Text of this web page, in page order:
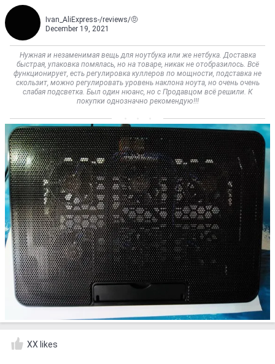
Ivan_AliExpress-/reviews/🤨
December 19, 2021
Нужная и незаменимая вещь для ноутбука или же нетбука. Доставка
быстрая, упаковка помялась, но на товаре, никак не отобразилось. Всё
функционирует, есть регулировка куллеров по мощности, подставка не
скользит, можно регулировать уровень наклона ноута, но очень очень
слабая подсветка. Был один нюанс, но с Продавцом всё решили. К
покупки однозначно рекомендую!!!
XX likes